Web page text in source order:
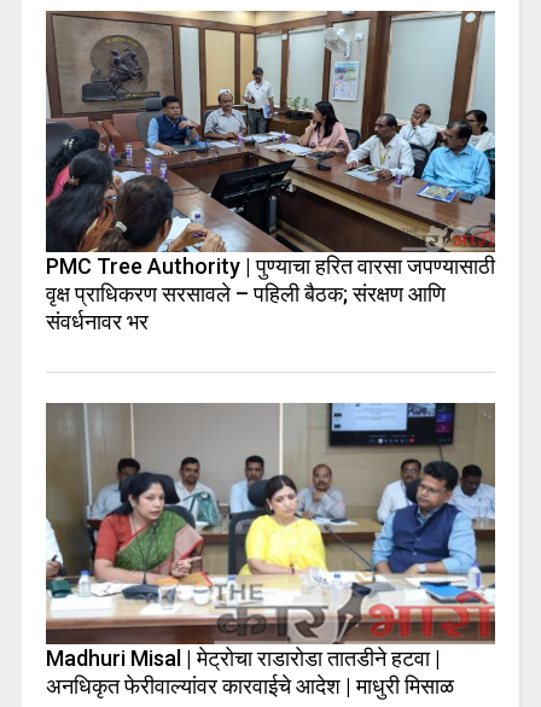
PMC Tree Authority | पुण्याचा हरित वारसा जपण्यासाठी
वृक्ष प्राधिकरण सरसावले – पहिली बैठक; संरक्षण आणि
संवर्धनावर भर
Madhuri Misal | मेट्रोचा राडारोडा तातडीने हटवा |
अनधिकृत फेरीवाल्यांवर कारवाईचे आदेश | माधुरी मिसाळ